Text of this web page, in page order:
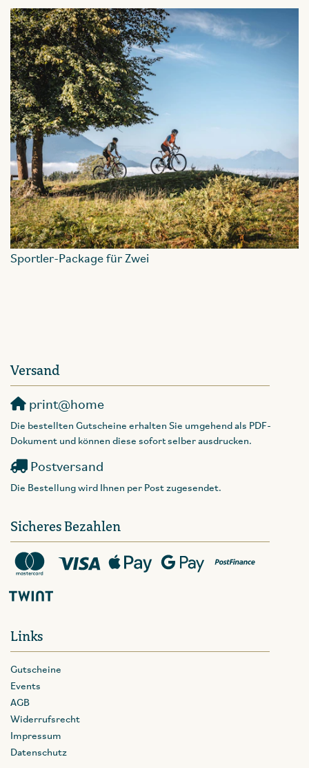
Sportler-Package für Zwei
Versand
print@home
Die bestellten Gutscheine erhalten Sie umgehend als PDF-
Dokument und können diese sofort selber ausdrucken.
Postversand
Die Bestellung wird Ihnen per Post zugesendet.
Sicheres Bezahlen
Links
Gutscheine
Events
AGB
Widerrufsrecht
Impressum
Datenschutz